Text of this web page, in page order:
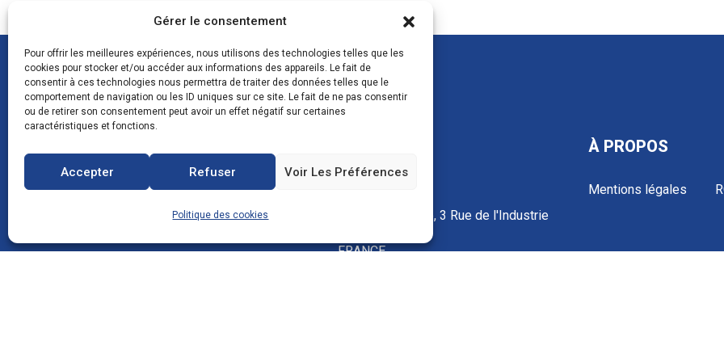
Gérer le consentement
Pour offrir les meilleures expériences, nous utilisons des technologies telles que les
cookies pour stocker et/ou accéder aux informations des appareils. Le fait de
consentir à ces technologies nous permettra de traiter des données telles que le
comportement de navigation ou les ID uniques sur ce site. Le fait de ne pas consentir
ou de retirer son consentement peut avoir un effet négatif sur certaines
caractéristiques et fonctions.
Accepter Refuser Voir Les Préférences
Politique des cookies
Zone Industrielle, 3 Rue de l'Industrie
FRANCE
À PROPOS
Mentions légales